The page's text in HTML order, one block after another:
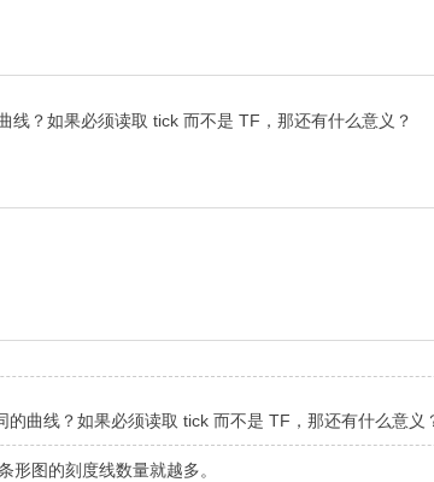
？如果必须读取 tick 而不是 TF，那还有什么意义？
曲线？如果必须读取 tick 而不是 TF，那还有什么意义
图的刻度线数量就越多。